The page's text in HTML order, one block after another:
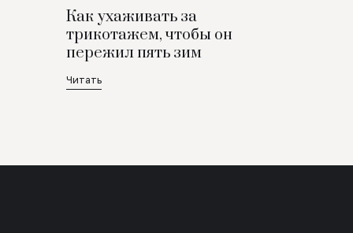
Как ухаживать за
трикотажем, чтобы он
пережил пять зим
Читать